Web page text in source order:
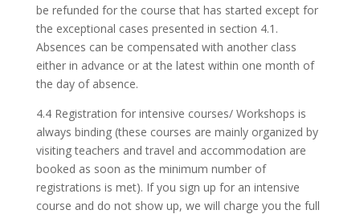
be refunded for the course that has started except for
the exceptional cases presented in section 4.1.
Absences can be compensated with another class
either in advance or at the latest within one month of
the day of absence.
4.4 Registration for intensive courses/ Workshops is
always binding (these courses are mainly organized by
visiting teachers and travel and accommodation are
booked as soon as the minimum number of
registrations is met). If you sign up for an intensive
course and do not show up, we will charge you the full